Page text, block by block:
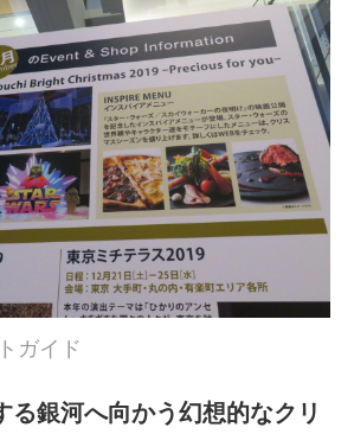
ガイド
る銀河へ向かう幻想的なクリ